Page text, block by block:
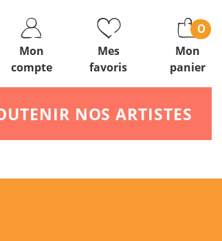
Mon
compte
Mes
favoris
Mon
panier
0
NOS ARTISTES